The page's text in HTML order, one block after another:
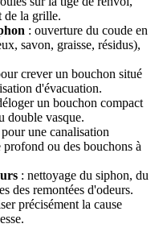
de la grille.
: ouverture du coude en
savon, graisse, résidus),
crever un bouchon situé
d'évacuation.
un bouchon compact
double vasque.
pour une canalisation
ou des bouchons à
: nettoyage du siphon, du
des remontées d'odeurs.
précisément la cause